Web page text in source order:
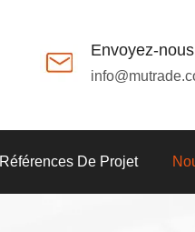
Envoyez-
Références De Projet